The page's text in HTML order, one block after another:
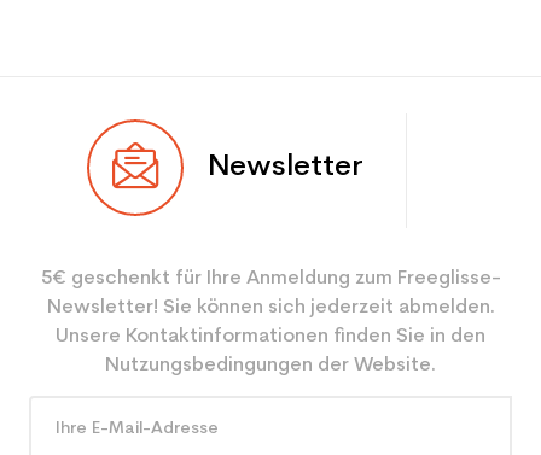
Newsletter
5€ geschenkt für Ihre Anmeldung zum Freeglisse-
Newsletter! Sie können sich jederzeit abmelden.
Unsere Kontaktinformationen finden Sie in den
Nutzungsbedingungen der Website.